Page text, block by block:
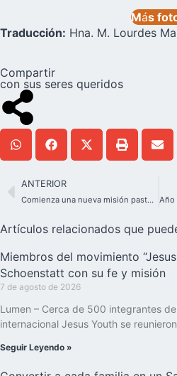
Más
Traducción: Hna. M. Lourdes
Compartir
con sus seres queridos
ANTERIOR
Comienza una nueva misión pastoral en la parroquia de los Padres de Schoenstatt en Roma
Artículos relacionados que
Miembros del movimiento
Schoenstatt con su fe y misión
7 de agosto de 2026
Lumen – Cerca de 500 integrantes
internacional Jesus Youth se
Seguir Leyendo »